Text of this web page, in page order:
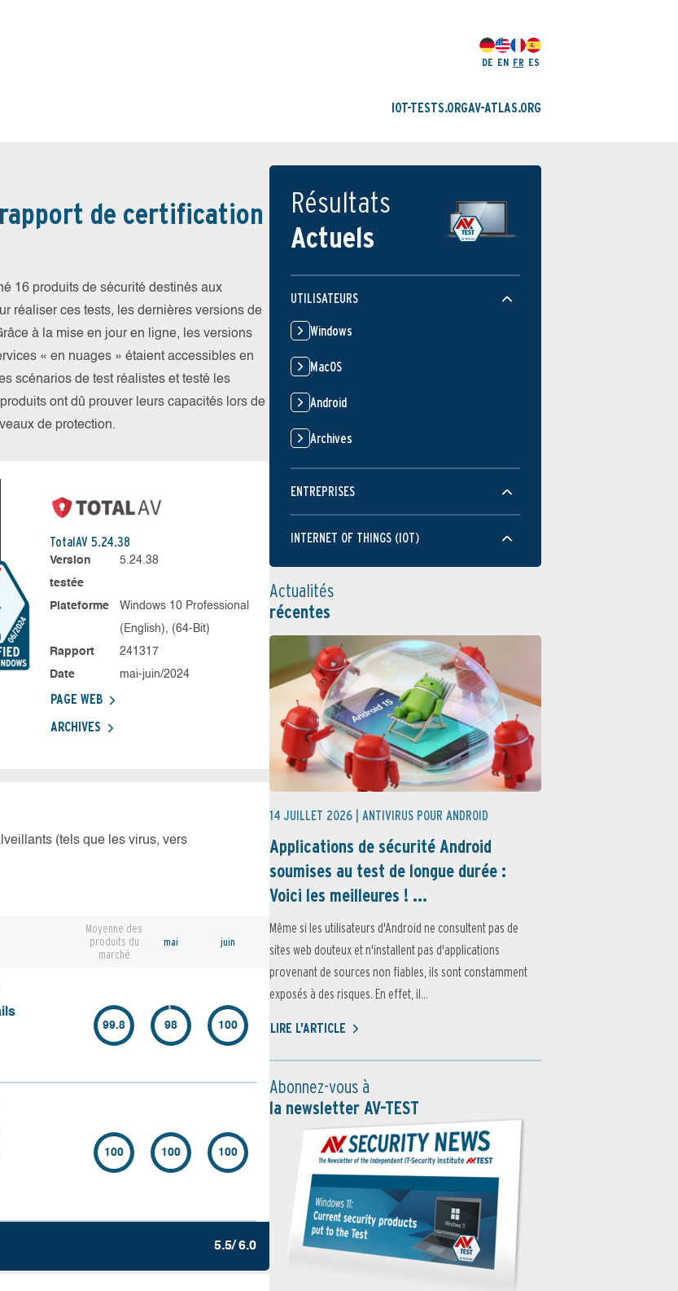
DE EN FR ES
IOT-TESTS.ORGAV-ATLAS.ORG
de certification
16 produits de sécurité destinés aux
réaliser ces tests, les dernières versions de
à la mise en jour en ligne, les versions
« en nuages » étaient accessibles en
scénarios de test réalistes et testé les
ont dû prouver leurs capacités lors de
de protection.
TotalAV 5.24.38
Version
testée
5.24.38
Plateforme
Windows 10 Professional
(English), (64-Bit)
Rapport
241317
Date
mai-juin/2024
PAGE WEB
ARCHIVES
(tels que les virus, vers
Moyenne des
produits du
marché
mai juin
99.8 98 100
100 100 100
5.5/ 6.0
Résultats
Actuels
UTILISATEURS
Windows
MacOS
Android
Archives
ENTREPRISES
INTERNET OF THINGS (IOT)
Actualités
récentes
14 JUILLET 2026 | ANTIVIRUS POUR ANDROID
Applications de sécurité Android
soumises au test de longue durée :
Voici les meilleures ! ...
Même si les utilisateurs d'Android ne consultent pas de
sites web douteux et n'installent pas d'applications
provenant de sources non fiables, ils sont constamment
exposés à des risques. En effet, il...
LIRE L'ARTICLE
Abonnez-vous à
la newsletter AV-TEST